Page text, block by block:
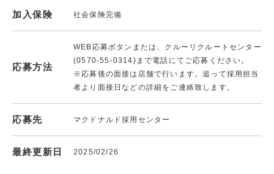
加入保険 社会保険完備
応募方法
WEB応募ボタンまたは、クルーリクルートセンター
(0570-55-0314)まで電話にてご応募ください。
※応募後の面接は店舗で行います。追って採用担当
者より面接日などの詳細をご連絡致します。
応募先 マクドナルド採用センター
最終更新日 2025/02/26